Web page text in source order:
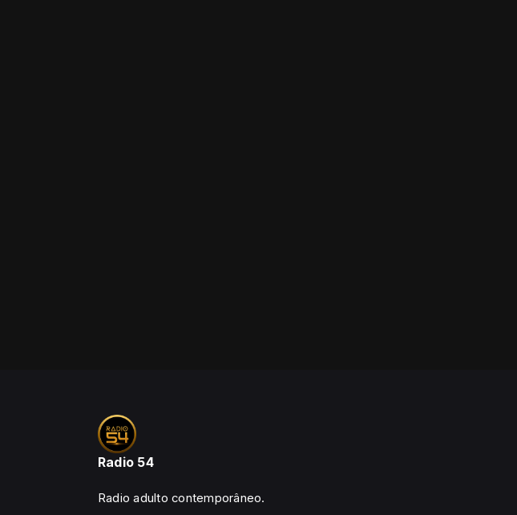
Radio 54
Radio adulto contemporâneo.